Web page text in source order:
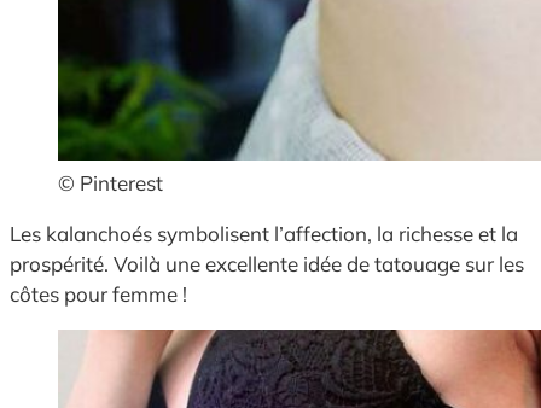
© Pinterest
Les kalanchoés symbolisent l’affection, la richesse et la
prospérité. Voilà une excellente idée de tatouage sur les
côtes pour femme !